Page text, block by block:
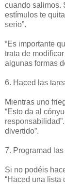
cuando salimos.
estímulos te
serio”.
“Es importante
trata de
algunas formas
6. Haced las
Mientras uno
“Esto da al
divertido”.
7. Programad
Si no podéis
“Haced una lista